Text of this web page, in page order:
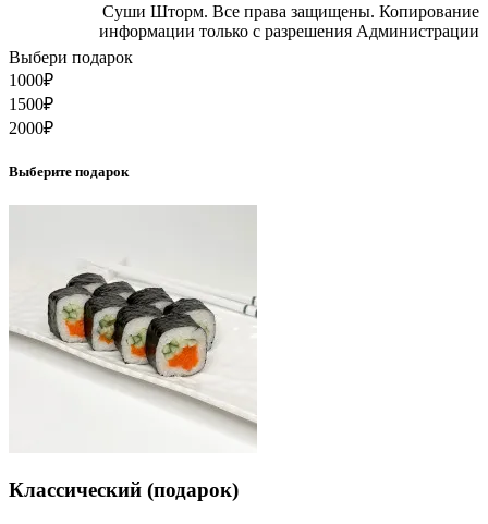
Суши Шторм. Все права защищены. Копирование
информации только с разрешения Администрации
Выбери подарок
1000₽
1500₽
2000₽
Выберите подарок
Классический (подарок)